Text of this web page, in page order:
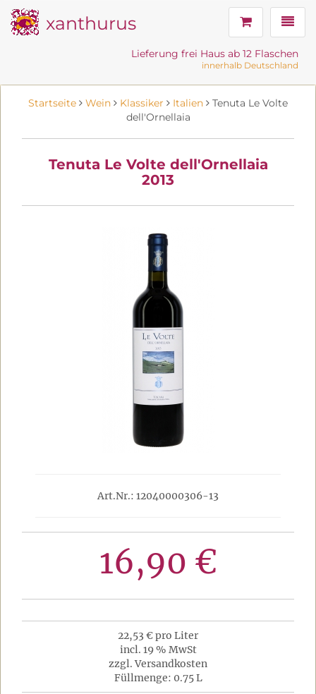
xanthurus
Lieferung frei Haus ab 12 Flaschen
innerhalb Deutschland
Startseite Wein Klassiker Italien
Tenuta Le Volte
dell'Ornellaia
Tenuta Le Volte dell'Ornellaia
2013
Art.Nr.: 12040000306-13
16,90 €
22,53 € pro Liter
incl. 19 % MwSt
zzgl. Versandkosten
Füllmenge: 0.75 L